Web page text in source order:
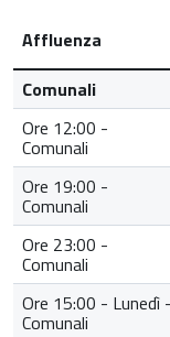
Affluenza
Comunali
Ore 12:00 -
Comunali
Ore 19:00 -
Comunali
Ore 23:00 -
Comunali
Ore 15:00 - Lunedì -
Comunali